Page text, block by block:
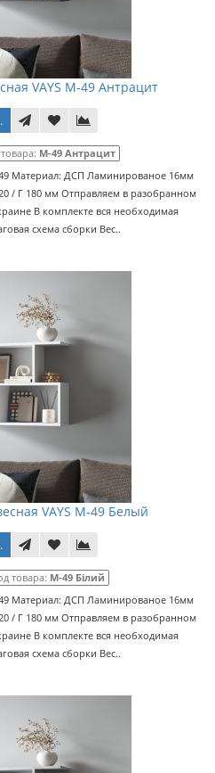
VAYS M-49 Антрацит
M-49 Антрацит
49 Материал: ДСП Ламинированое 16мм
/ Г 180 мм Отправляем в разобранном
В комплекте вся необходимая
схема сборки Вес..
VAYS M-49 Белый
товара: M-49 Білий
49 Материал: ДСП Ламинированое 16мм
/ Г 180 мм Отправляем в разобранном
В комплекте вся необходимая
схема сборки Вес..